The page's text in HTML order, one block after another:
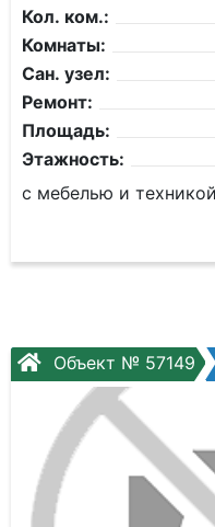
Кол. ком.:
Комнаты:
Сан. узел:
Ремонт:
Площадь:
Этажность:
с мебелью и техникой
Объект № 57149